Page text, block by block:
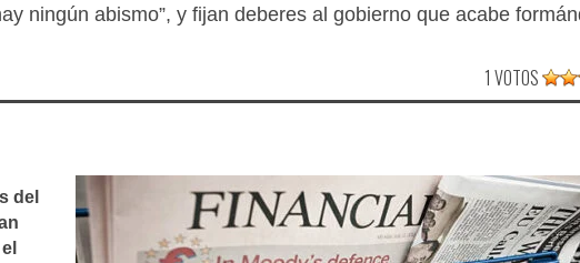
ningún abismo”, y fijan deberes al gobierno que acabe
1 VOTOS
del